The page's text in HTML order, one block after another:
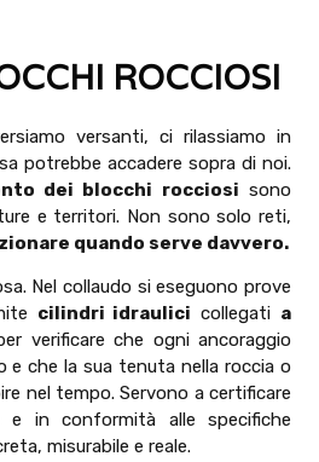
ROCCIOSI
versanti, ci rilassiamo in
potrebbe accadere sopra di noi.
dei blocchi rocciosi sono
e territori. Non sono solo reti,
quando serve davvero.
Nel collaudo si eseguono prove
cilindri idraulici collegati a
verificare che ogni ancoraggio
che la sua tenuta nella roccia o
nel tempo. Servono a certificare
e in conformità alle specifiche
misurabile e reale.